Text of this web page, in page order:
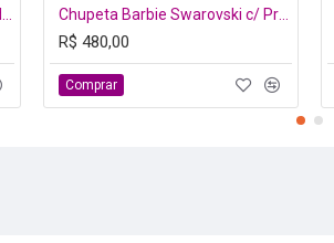
Chupeta Inicial Rosa c/ Prendedor Chupeta Barbie Swarovski c/ Prendedor
R$ 480,00
Comprar